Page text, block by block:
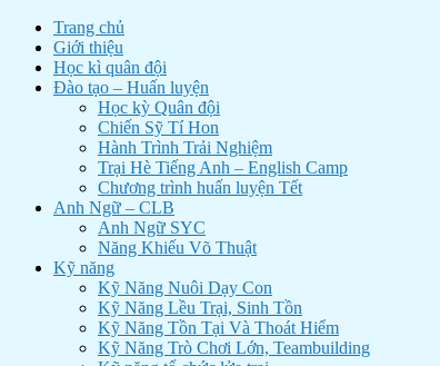
Trang chủ
Giới thiệu
Học kì quân đội
Đào tạo – Huấn luyện
Học kỳ Quân đội
Chiến Sỹ Tí Hon
Hành Trình Trải Nghiệm
Trại Hè Tiếng Anh – English Camp
Chương trình huấn luyện Tết
Anh Ngữ – CLB
Anh Ngữ SYC
Năng Khiếu Võ Thuật
Kỹ năng
Kỹ Năng Nuôi Dạy Con
Kỹ Năng Lều Trại, Sinh Tồn
Kỹ Năng Tồn Tại Và Thoát Hiểm
Kỹ Năng Trò Chơi Lớn, Teambuilding